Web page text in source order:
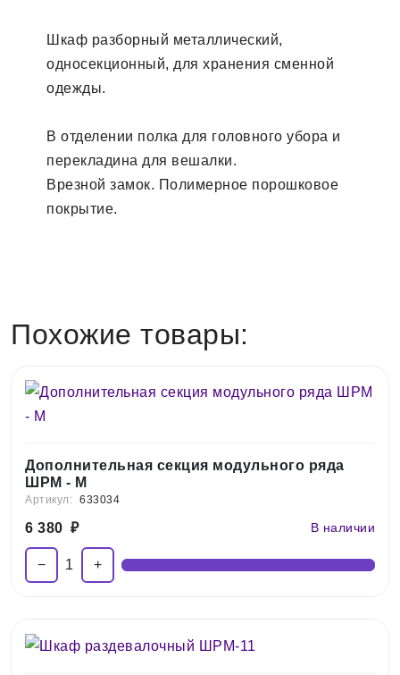
Шкаф разборный металлический,
односекционный, для хранения сменной
одежды.
В отделении полка для головного убора и
перекладина для вешалки.
Врезной замок. Полимерное порошковое
покрытие.
Похожие товары:
Дополнительная секция модульного ряда
ШРМ - М
Артикул: 633034
6 380 ₽ В наличии
− 1 +